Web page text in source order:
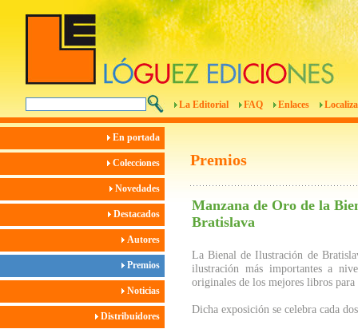
La Editorial FAQ Enlaces
En portada
Colecciones
Novedades
Destacados
Autores
Premios
Noticias
Distribuidores
Premios
Manzana de Oro de la
Bratislava
La Bienal de Ilustración de
ilustración más importantes a
originales de los mejores libros
Dicha exposición se celebra cada